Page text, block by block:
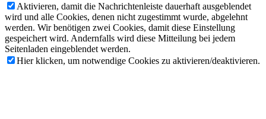
Aktivieren, damit die Nachrichtenleiste dauerhaft ausgeblendet
wird und alle Cookies, denen nicht zugestimmt wurde, abgelehnt
werden. Wir benötigen zwei Cookies, damit diese Einstellung
gespeichert wird. Andernfalls wird diese Mitteilung bei jedem
Seitenladen eingeblendet werden.
Hier klicken, um notwendige Cookies zu aktivieren/deaktivieren.